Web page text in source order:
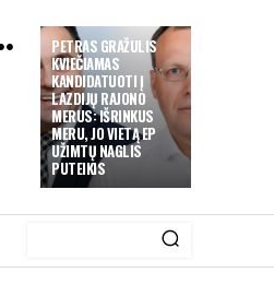
PETRAS GRAŽULIS
KVIEČIAMAS
KANDIDATUOTI Į
LAZDIJŲ RAJONO
MERUS: IŠRINKUS
MERU, JO VIETĄ EP
UŽIMTŲ NAGLIS
PUTEIKIS